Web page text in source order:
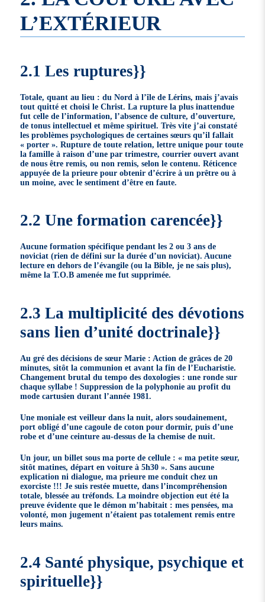
L’EXTÉRIEUR
2.1 Les ruptures}}
Totale, quant au lieu : du Nord à l’île de Lérins, mais j’avais
tout quitté et choisi le Christ. La rupture la plus inattendue
fut celle de l’information, l’absence de culture, d’ouverture,
de tonus intellectuel et même spirituel. Très vite j’ai constaté
les problèmes psychologiques de certaines sœurs qu’il fallait
« porter ». Rupture de toute relation, lettre unique pour toute
la famille à raison d’une par trimestre, courrier ouvert avant
de nous être remis, ou non remis, selon le contenu. Réticence
appuyée de la prieure pour obtenir d’écrire à un prêtre ou à
un moine, avec le sentiment d’être en faute.
2.2 Une formation carencée}}
Aucune formation spécifique pendant les 2 ou 3 ans de
noviciat (rien de défini sur la durée d’un noviciat). Aucune
lecture en dehors de l’évangile (ou la Bible, je ne sais plus),
même la T.O.B amenée me fut supprimée.
2.3 La multiplicité des dévotions
sans lien d’unité doctrinale}}
Au gré des décisions de sœur Marie : Action de grâces de 20
minutes, sitôt la communion et avant la fin de l’Eucharistie.
Changement brutal du tempo des doxologies : une ronde sur
chaque syllabe ! Suppression de la polyphonie au profit du
mode cartusien durant l’année 1981.
Une moniale est veilleur dans la nuit, alors soudainement,
port obligé d’une cagoule de coton pour dormir, puis d’une
robe et d’une ceinture au-dessus de la chemise de nuit.
Un jour, un billet sous ma porte de cellule : « ma petite sœur,
sitôt matines, départ en voiture à 5h30 ». Sans aucune
explication ni dialogue, ma prieure me conduit chez un
exorciste !!! Je suis restée muette, dans l’incompréhension
totale, blessée au tréfonds. La moindre objection eut été la
preuve évidente que le démon m’habitait : mes pensées, ma
volonté, mon jugement n’étaient pas totalement remis entre
leurs mains.
2.4 Santé physique, psychique et
spirituelle}}